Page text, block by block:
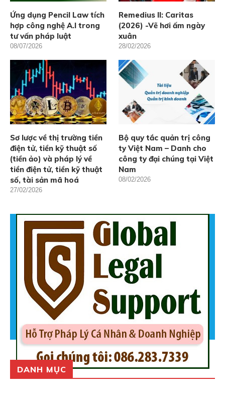
Ứng dụng Pencil Law tích
hợp công nghệ A.I trong
tư vấn pháp luật
08/07/2026
Remedius II: Caritas
(2026) -Vẽ hơi ấm ngày
xuân
28/02/2026
Sơ lược về thị trường tiền
điện tử, tiền kỹ thuật số
(tiền ảo) và pháp lý về
tiền điện tử, tiền kỹ thuật
số, tài sản mã hoá
27/02/2026
Bộ quy tắc quản trị công
ty Việt Nam – Danh cho
công ty đại chúng tại Việt
Nam
08/02/2026
DANH MỤC